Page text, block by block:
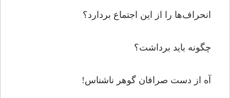
انحراف‌ها را از این اجتماع بردارد؟
چگونه باید برداشت؟
آه از دست صرافان گوهر ناشناس!